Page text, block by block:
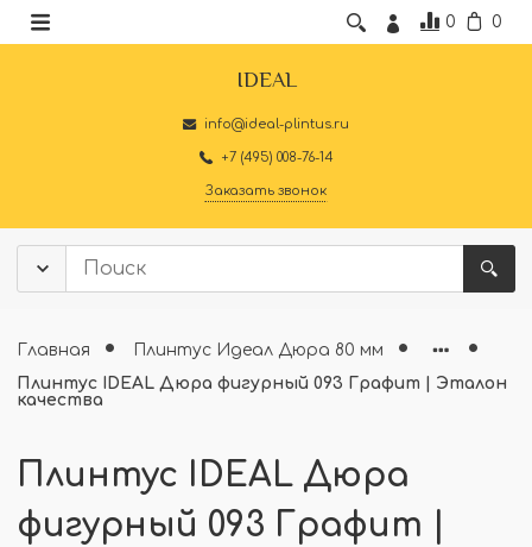
0 0
IDEAL
info@ideal-plintus.ru
+7 (495) 008-76-14
Заказать звонок
Главная
Плинтус Идеал Дюра 80 мм
Плинтус IDEAL Дюра фигурный 093 Графит | Эталон
качества
Плинтус IDEAL Дюра
фигурный 093 Графит |